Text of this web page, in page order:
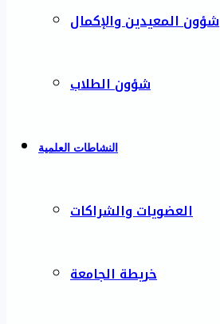
شؤون المعيدين والإكمال
شؤون الطلاب
النشاطات العلمية
العضويات والشراكات
خريطة الجامعة